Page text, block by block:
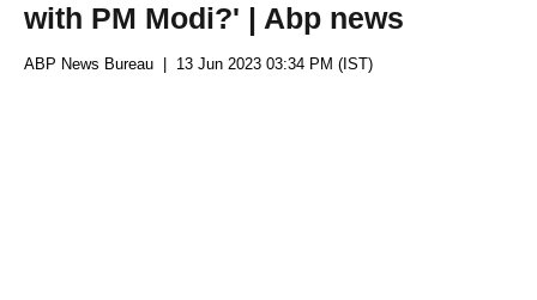
with PM Modi?' | Abp news
ABP News Bureau | 13 Jun 2023 03:34 PM (IST)